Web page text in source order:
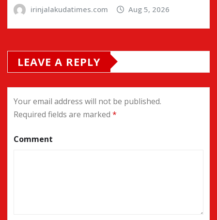
irinjalakudatimes.com Aug 5, 2026
LEAVE A REPLY
Your email address will not be published.
Required fields are marked *
Comment